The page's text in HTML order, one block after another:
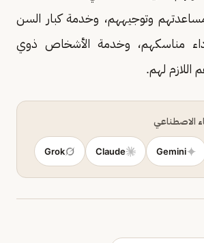
وتوجيههم، وخدمة كبار السن
مناسكهم، وخدمة الأشخاص ذوي
اللازم لهم.
الاصطناعي
Gemini
Claude
Grok